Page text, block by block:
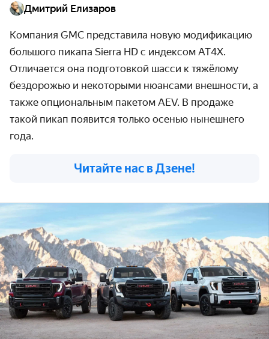
Дмитрий Елизаров
Компания GMC представила новую модификацию
большого пикапа Sierra HD с индексом AT4X.
Отличается она подготовкой шасси к тяжёлому
бездорожью и некоторыми нюансами внешности, а
также опциональным пакетом AEV. В продаже
такой пикап появится только осенью нынешнего
года.
Читайте нас в Дзене!